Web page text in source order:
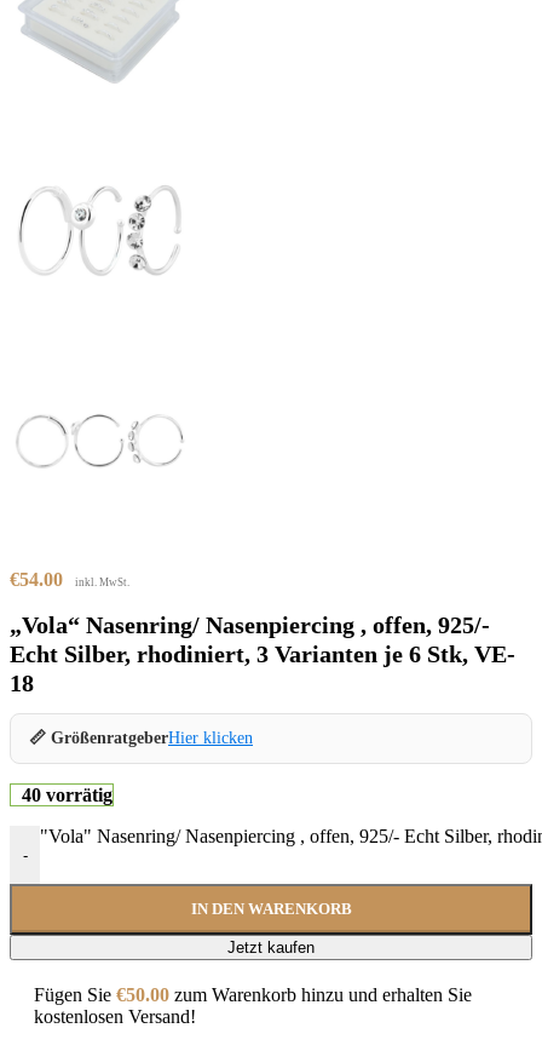
€54.00 inkl. MwSt.
„Vola“ Nasenring/ Nasenpiercing , offen, 925/-
Echt Silber, rhodiniert, 3 Varianten je 6 Stk, VE-
18
📏 GrößenratgeberHier klicken
40 vorrätig
-
"Vola" Nasenring/ Nasenpiercing , offen, 925/- Echt Silber,
IN DEN WARENKORB
Jetzt kaufen
Fügen Sie €50.00 zum Warenkorb hinzu und erhalten Sie
kostenlosen Versand!